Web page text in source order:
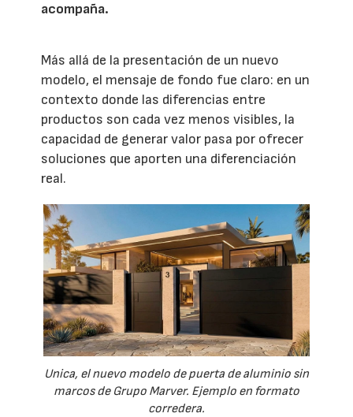
acompaña.
Más allá de la presentación de un nuevo
modelo, el mensaje de fondo fue claro: en un
contexto donde las diferencias entre
productos son cada vez menos visibles, la
capacidad de generar valor pasa por ofrecer
soluciones que aporten una diferenciación
real.
Unica, el nuevo modelo de puerta de aluminio sin
marcos de Grupo Marver. Ejemplo en formato
corredera.